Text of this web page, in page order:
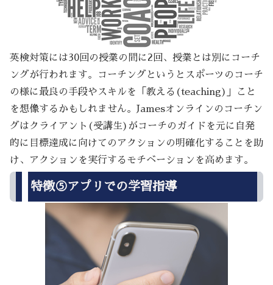
英検対策には30回の授業の間に2回、授業とは別にコーチ
ングが行われます。コーチングというとスポーツのコーチ
の様に最良の手段やスキルを「教える(teaching)」こと
を想像するかもしれません。Jamesオンラインのコーチン
グはクライアント(受講生)がコーチのガイドを元に自発
的に目標達成に向けてのアクションの明確化することを助
け、アクションを実行するモチベーションを高めます。
特徴⑤アプリでの学習指導